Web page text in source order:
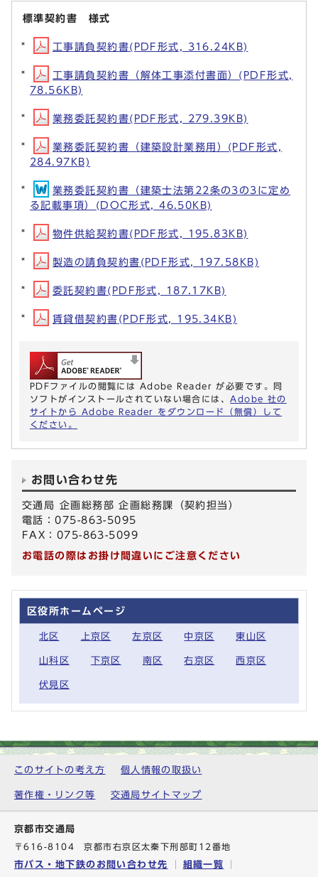
標準契約書 様式
工事請負契約書(PDF形式, 316.24KB)
工事請負契約書（解体工事添付書面）(PDF形式,
78.56KB)
業務委託契約書(PDF形式, 279.39KB)
業務委託契約書（建築設計業務用）(PDF形式,
284.97KB)
業務委託契約書（建築士法第22条の3の3に定め
る記載事項）(DOC形式, 46.50KB)
物件供給契約書(PDF形式, 195.83KB)
製造の請負契約書(PDF形式, 197.58KB)
委託契約書(PDF形式, 187.17KB)
賃貸借契約書(PDF形式, 195.34KB)
PDFファイルの閲覧には Adobe Reader が必要です。同
ソフトがインストールされていない場合には、 Adobe 社の
サイトから Adobe Reader をダウンロード（無償）して
ください。
お問い合わせ先
交通局 企画総務部 企画総務課（契約担当）
電話：075-863-5095
FAX：075-863-5099
お電話の際はお掛け間違いにご注意ください
区役所ホームページ
北区 上京区 左京区 中京区 東山区
山科区 下京区 南区 右京区 西京区
伏見区
このサイトの考え方 個人情報の取扱い
著作権・リンク等 交通局サイトマップ
京都市交通局
〒616-8104 京都市右京区太秦下刑部町12番地
市バス・地下鉄のお問い合わせ先 組織一覧